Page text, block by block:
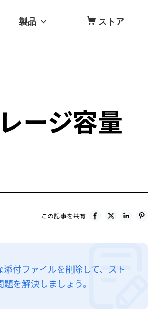
製品 ストア
ージ容量
この記事を共有
付ファイルを削除して、スト
を解決しましょう。